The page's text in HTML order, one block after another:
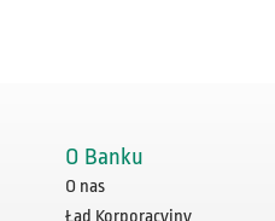
O Banku
O nas